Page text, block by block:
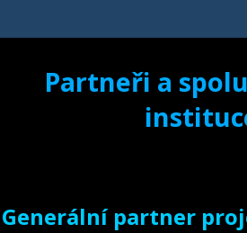
Partneři a
Generální partner